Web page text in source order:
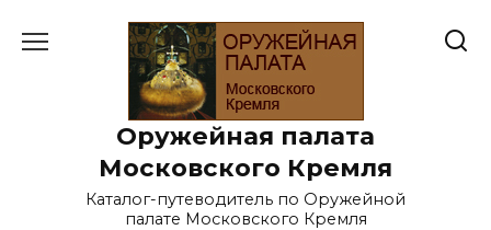
Оружейная палата
Московского Кремля
Каталог-путеводитель по Оружейной
палате Московского Кремля